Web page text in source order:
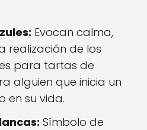
Evocan calma,
realización de los
para tartas de
alguien que inicia un
en su vida.
Símbolo de